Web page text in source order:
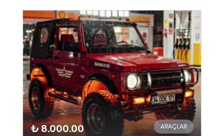
₺ 8.000.00 ARAÇLAR